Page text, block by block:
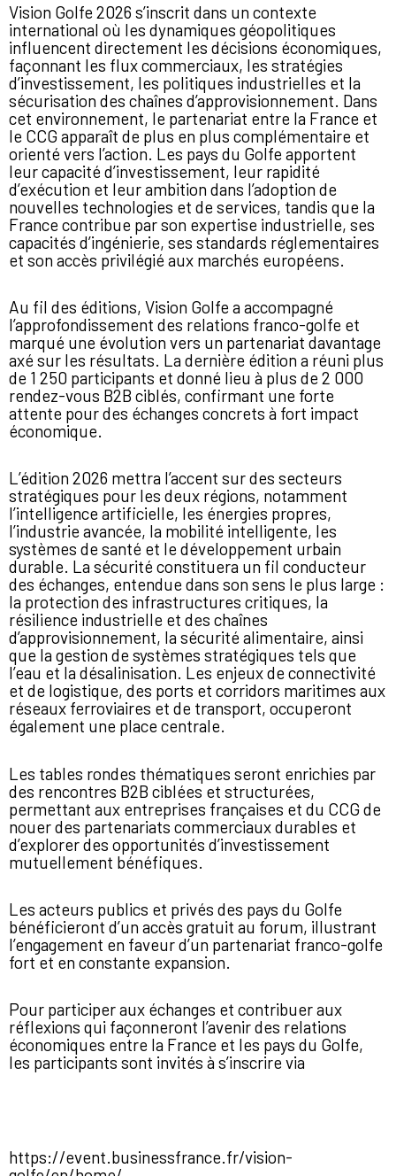
Vision Golfe 2026 s’inscrit dans un contexte
international où les dynamiques géopolitiques
influencent directement les décisions économiques,
façonnant les flux commerciaux, les stratégies
d’investissement, les politiques industrielles et la
sécurisation des chaînes d’approvisionnement. Dans
cet environnement, le partenariat entre la France et
le CCG apparaît de plus en plus complémentaire et
orienté vers l’action. Les pays du Golfe apportent
leur capacité d’investissement, leur rapidité
d’exécution et leur ambition dans l’adoption de
nouvelles technologies et de services, tandis que la
France contribue par son expertise industrielle, ses
capacités d’ingénierie, ses standards réglementaires
et son accès privilégié aux marchés européens.
Au fil des éditions, Vision Golfe a accompagné
l’approfondissement des relations franco-golfe et
marqué une évolution vers un partenariat davantage
axé sur les résultats. La dernière édition a réuni plus
de 1 250 participants et donné lieu à plus de 2 000
rendez-vous B2B ciblés, confirmant une forte
attente pour des échanges concrets à fort impact
économique.
L’édition 2026 mettra l’accent sur des secteurs
stratégiques pour les deux régions, notamment
l’intelligence artificielle, les énergies propres,
l’industrie avancée, la mobilité intelligente, les
systèmes de santé et le développement urbain
durable. La sécurité constituera un fil conducteur
des échanges, entendue dans son sens le plus large :
la protection des infrastructures critiques, la
résilience industrielle et des chaînes
d’approvisionnement, la sécurité alimentaire, ainsi
que la gestion de systèmes stratégiques tels que
l’eau et la désalinisation. Les enjeux de connectivité
et de logistique, des ports et corridors maritimes aux
réseaux ferroviaires et de transport, occuperont
également une place centrale.
Les tables rondes thématiques seront enrichies par
des rencontres B2B ciblées et structurées,
permettant aux entreprises françaises et du CCG de
nouer des partenariats commerciaux durables et
d’explorer des opportunités d’investissement
mutuellement bénéfiques.
Les acteurs publics et privés des pays du Golfe
bénéficieront d’un accès gratuit au forum, illustrant
l’engagement en faveur d’un partenariat franco-golfe
fort et en constante expansion.
Pour participer aux échanges et contribuer aux
réflexions qui façonneront l’avenir des relations
économiques entre la France et les pays du Golfe,
les participants sont invités à s’inscrire via
https://event.businessfrance.fr/vision-